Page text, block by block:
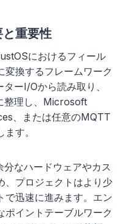
重要性
におけるフィール
変換するフレームワーク
ーI/Oから読み取り、
整理し、Microsoft
、または任意のMQTT
す。
なハードウェアやカス
、プロジェクトはより少
で迅速に進みます。エン
ポイントテーブルワーク